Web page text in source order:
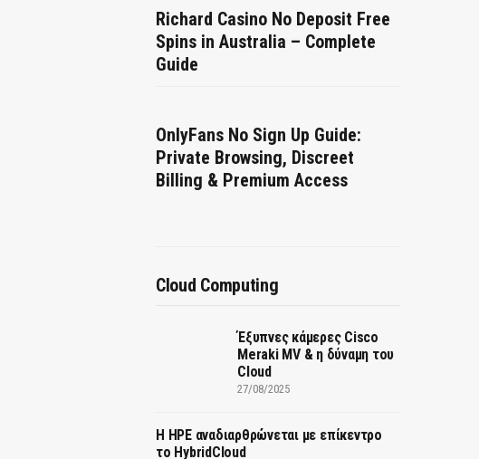
Richard Casino No Deposit Free
Spins in Australia – Complete
Guide
OnlyFans No Sign Up Guide:
Private Browsing, Discreet
Billing & Premium Access
Cloud Computing
Έξυπνες κάμερες Cisco
Meraki MV & η δύναμη του
Cloud
27/08/2025
H HPE αναδιαρθρώνεται με επίκεντρο
το HybridCloud